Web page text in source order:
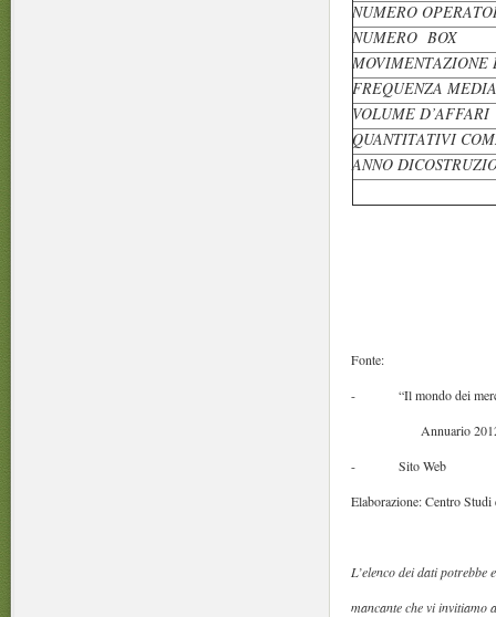
NUMERO
NUMERO BOX
MOVIMENTAZIONE
FREQUENZA
VOLUME D’AFFARI
QUANTITATIVI
ANNO
Fonte:
- “Il mondo dei mercati
Annuario 2012 ed. (
- Sito Web
Elaborazione: Centro
L’elenco dei dati potrebbe
mancante che vi